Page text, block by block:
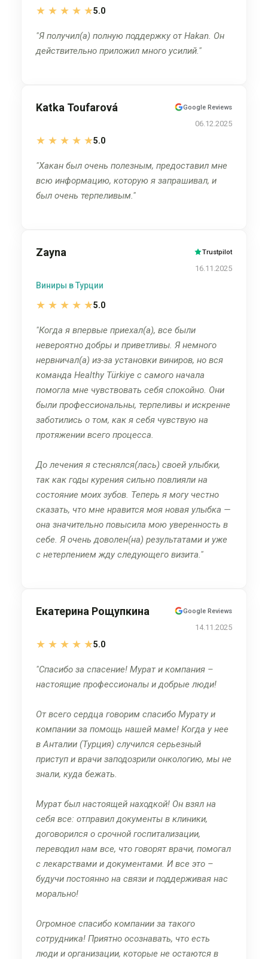
★ ★ ★ ★ ★5.0
Я получил(а) полную поддержку от Hakan. Он
действительно приложил много усилий.
Katka Toufarová Google Reviews
06.12.2025
★ ★ ★ ★ ★5.0
Хакан был очень полезным, предоставил мне
всю информацию, которую я запрашивал, и
был очень терпеливым.
Zayna Trustpilot
16.11.2025
Виниры в Турции
★ ★ ★ ★ ★5.0
Когда я впервые приехал(а), все были
невероятно добры и приветливы. Я немного
нервничал(а) из-за установки виниров, но вся
команда Healthy Türkiye с самого начала
помогла мне чувствовать себя спокойно. Они
были профессиональны, терпеливы и искренне
заботились о том, как я себя чувствую на
протяжении всего процесса.
До лечения я стеснялся(лась) своей улыбки,
так как годы курения сильно повлияли на
состояние моих зубов. Теперь я могу честно
сказать, что мне нравится моя новая улыбка —
она значительно повысила мою уверенность в
себе. Я очень доволен(на) результатами и уже
с нетерпением жду следующего визита.
Екатерина Рощупкина Google Reviews
14.11.2025
★ ★ ★ ★ ★5.0
Спасибо за спасение! Мурат и компания –
настоящие профессионалы и добрые люди!
От всего сердца говорим спасибо Мурату и
компании за помощь нашей маме! Когда у нее
в Анталии (Турция) случился серьезный
приступ и врачи заподозрили онкологию, мы не
знали, куда бежать.
Мурат был настоящей находкой! Он взял на
себя все: отправил документы в клиники,
договорился о срочной госпитализации,
переводил нам все, что говорят врачи, помогал
с лекарствами и документами. И все это –
будучи постоянно на связи и поддерживая нас
морально!
Огромное спасибо компании за такого
сотрудника! Приятно осознавать, что есть
люди и организации, которые не остаются в